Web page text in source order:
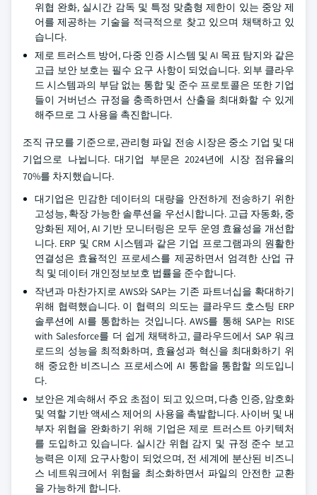
위협 완화, 실시간 감독 및 특정 맞춤형 제한이 있는 중앙 제
어를 제공하는 기술을 적극적으로 찾고 있으며 채택하고 있
습니다.
제로 트러스트 방어, 다중 인증 시스템 및 AI 목표 탐지와 같은
고급 보안 보호는 필수 요구 사항이 되었습니다. 외부 클라우
드 시스템과의 부담 없는 통합 및 준수 프로토콜은 또한 기업
들이 거버넌스 규정을 충족하면서 산출을 최대화할 수 있게
해주므로 그 사용을 촉진합니다.
조직 규모를 기준으로, 관리형 파일 전송 시장은 중소 기업 및 대
기업으로 나뉩니다. 대기업 부문은 2024년에 시장 점유율의
70%를 차지했습니다.
대기업은 민감한 데이터의 대량을 안전하게 전송하기 위한
고성능, 확장 가능한 솔루션을 우선시합니다. 고급 자동화, 중
앙화된 제어, AI 기반 모니터링은 모두 운영 효율성을 개선합
니다. ERP 및 CRM 시스템과 같은 기업 프로그램과의 원활한
연결성은 효율적인 프로세스를 제공하면서 엄격한 산업 규
칙 및 데이터 개인정보보호 법률을 준수합니다.
작년과 마찬가지로 AWS와 SAP는 기존 파트너십을 확대하기
위해 협력했습니다. 이 협력의 의도는 클라우드 호스팅 ERP
솔루션에 AI를 통합하는 것입니다. AWS를 통해 SAP는 RISE
with Salesforce를 더 쉽게 채택하고, 클라우드에서 SAP 워크
로드의 성능을 최적화하며, 효율성과 혁신을 최대화하기 위
해 중요한 비즈니스 프로세스에 AI 통합을 통합할 의도입니
다.
보안은 계속해서 주요 초점이 되고 있으며, 다층 인증, 암호화
및 역할 기반 액세스 제어의 사용을 촉발합니다. 사이버 및 내
부자 위협을 완화하기 위해 기업은 제로 트러스트 아키텍처
를 도입하고 있습니다. 실시간 위협 감지 및 규정 준수 보고
능력은 이제 요구사항이 되었으며, 전 세계에 분산된 비즈니
스 네트워크에서 위험을 최소화하면서 파일의 안전한 교환
을 가능하게 합니다.